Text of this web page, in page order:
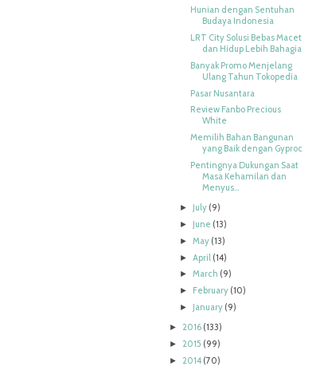
Hunian dengan Sentuhan
Budaya Indonesia
LRT City Solusi Bebas Macet
dan Hidup Lebih Bahagia
Banyak Promo Menjelang
Ulang Tahun Tokopedia
Pasar Nusantara
Review Fanbo Precious
White
Memilih Bahan Bangunan
yang Baik dengan Gyproc
Pentingnya Dukungan Saat
Masa Kehamilan dan
Menyus...
► July (9)
► June (13)
►May (13)
► April (14)
►March (9)
► February (10)
► January (9)
► 2016 (133)
► 2015 (99)
► 2014 (70)